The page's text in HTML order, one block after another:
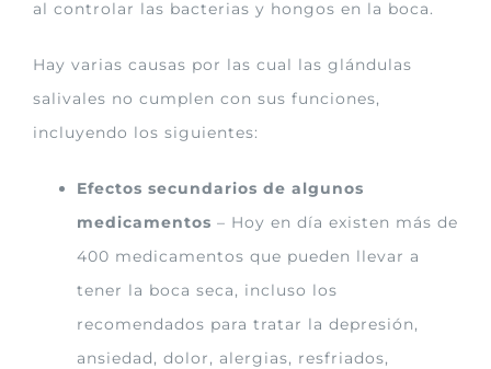
al controlar las bacterias y hongos en la boca.
Hay varias causas por las cual las glándulas
salivales no cumplen con sus funciones,
incluyendo los siguientes:
Efectos secundarios de algunos
medicamentos – Hoy en día existen más de
400 medicamentos que pueden llevar a
tener la boca seca, incluso los
recomendados para tratar la depresión,
ansiedad, dolor, alergias, resfriados,